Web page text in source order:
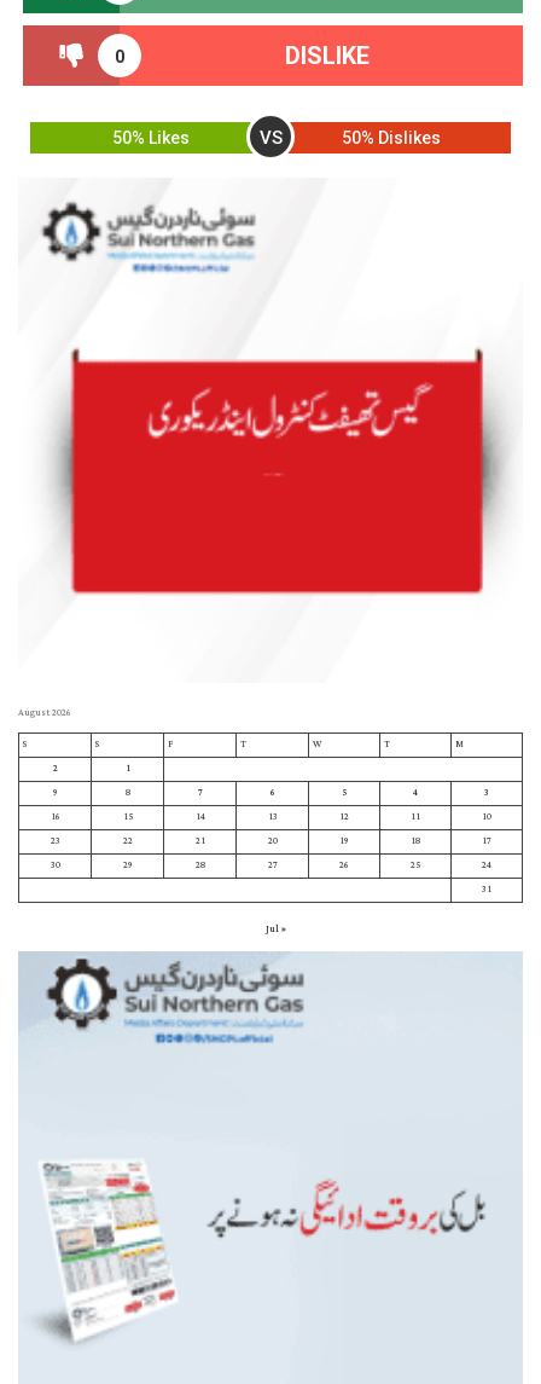
0 DISLIKE
50% Likes VS 50% Dislikes
August 2026
M
T
W
T
F
S
S
1
2
3
4
5
6
7
8
9
10
11
12
13
14
15
16
17
18
19
20
21
22
23
24
25
26
27
28
29
30
31
« Jul